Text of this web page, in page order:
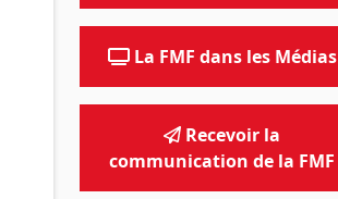
La FMF dans les Médias
Recevoir la
communication de la FMF